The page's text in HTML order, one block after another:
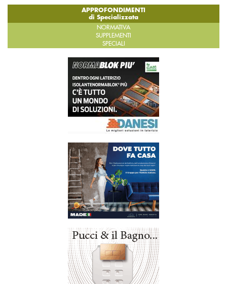
APPROFONDIMENTI
di Specializzata
NORMATIVA
SUPPLEMENTI
SPECIALI